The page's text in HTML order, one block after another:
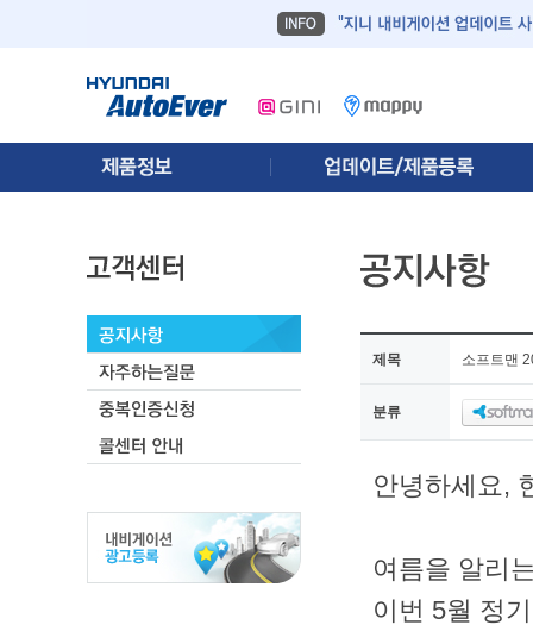
제목 소프트맨
분류
안녕하세요,
여름을 알리
이번 5월 정